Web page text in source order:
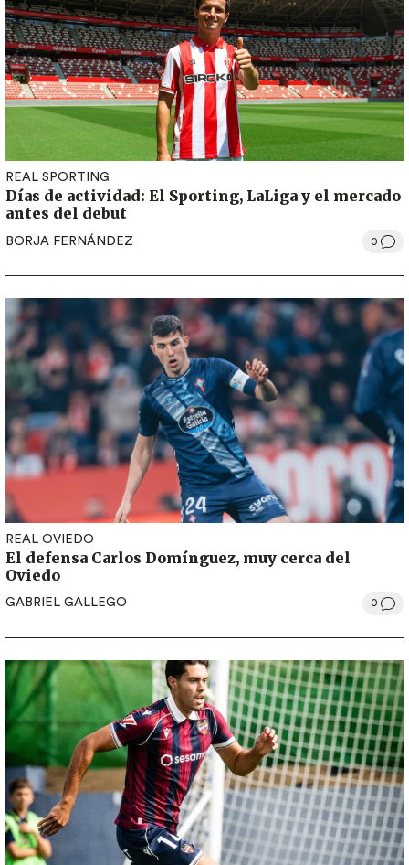
REAL SPORTING
Días de actividad: El Sporting, LaLiga y el mercado
antes del debut
BORJA FERNÁNDEZ 0
REAL OVIEDO
El defensa Carlos Domínguez, muy cerca del
Oviedo
GABRIEL GALLEGO 0